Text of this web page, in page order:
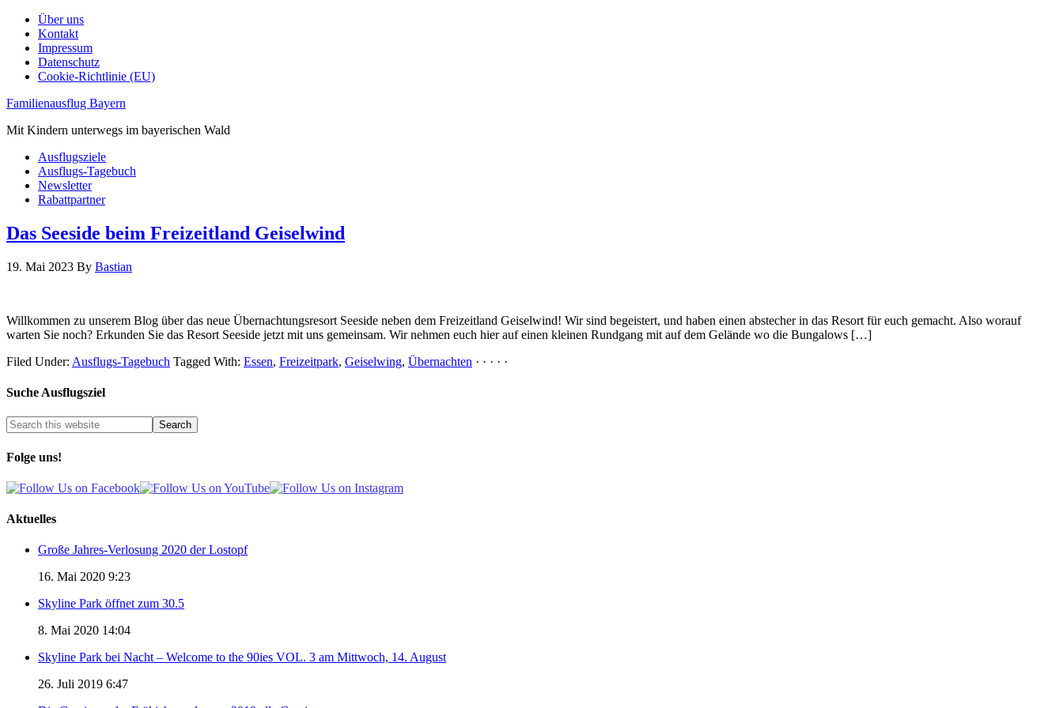
Über uns
Kontakt
Impressum
Datenschutz
Cookie-Richtlinie (EU)
Familienausflug Bayern
Mit Kindern unterwegs im bayerischen Wald
Ausflugsziele
Ausflugs-Tagebuch
Newsletter
Rabattpartner
Das Seeside beim Freizeitland Geiselwind
19. Mai 2023 By Bastian
Willkommen zu unserem Blog über das neue Übernachtungsresort Seeside neben dem Freizeitland Geiselwind! Wir sind begeistert, und haben einen abstecher in das Resort für euch gemacht. Also worauf
warten Sie noch? Erkunden Sie das Resort Seeside jetzt mit uns gemeinsam. Wir nehmen euch hier auf einen kleinen Rundgang mit auf dem Gelände wo die Bungalows […]
Filed Under: Ausflugs-Tagebuch Tagged With: Essen, Freizeitpark, Geiselwing, Übernachten · · · · ·
Suche Ausflugsziel
Folge uns!
Aktuelles
Große Jahres-Verlosung 2020 der Lostopf
16. Mai 2020 9:23
Skyline Park öffnet zum 30.5
8. Mai 2020 14:04
Skyline Park bei Nacht – Welcome to the 90ies VOL. 3 am Mittwoch, 14. August
26. Juli 2019 6:47